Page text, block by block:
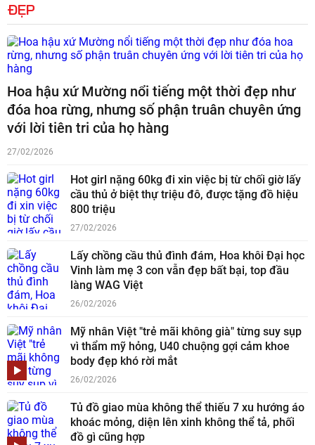
ĐẸP
Hoa hậu xứ Mường nổi tiếng một thời đẹp như
đóa hoa rừng, nhưng số phận truân chuyên ứng
với lời tiên tri của họ hàng
27/02/2026
Hot girl nặng 60kg đi xin việc bị từ chối giờ lấy
cầu thủ ở biệt thự triệu đô, được tặng đồ hiệu
800 triệu
27/02/2026
Lấy chồng cầu thủ đình đám, Hoa khôi Đại học
Vinh làm mẹ 3 con vẫn đẹp bất bại, top đầu
làng WAG Việt
26/02/2026
Mỹ nhân Việt "trẻ mãi không già" từng suy sụp
vì thẩm mỹ hỏng, U40 chuộng gợi cảm khoe
body đẹp khó rời mắt
26/02/2026
Tủ đồ giao mùa không thể thiếu 7 xu hướng áo
khoác mỏng, diện lên xinh không thể tả, phối
đồ gì cũng hợp